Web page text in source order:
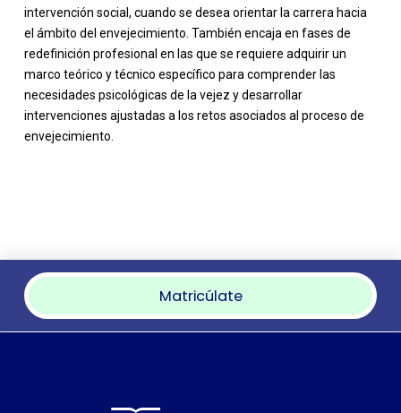
intervención social, cuando se desea orientar la carrera hacia
el ámbito del envejecimiento. También encaja en fases de
redefinición profesional en las que se requiere adquirir un
marco teórico y técnico específico para comprender las
necesidades psicológicas de la vejez y desarrollar
intervenciones ajustadas a los retos asociados al proceso de
envejecimiento.
Matricúlate